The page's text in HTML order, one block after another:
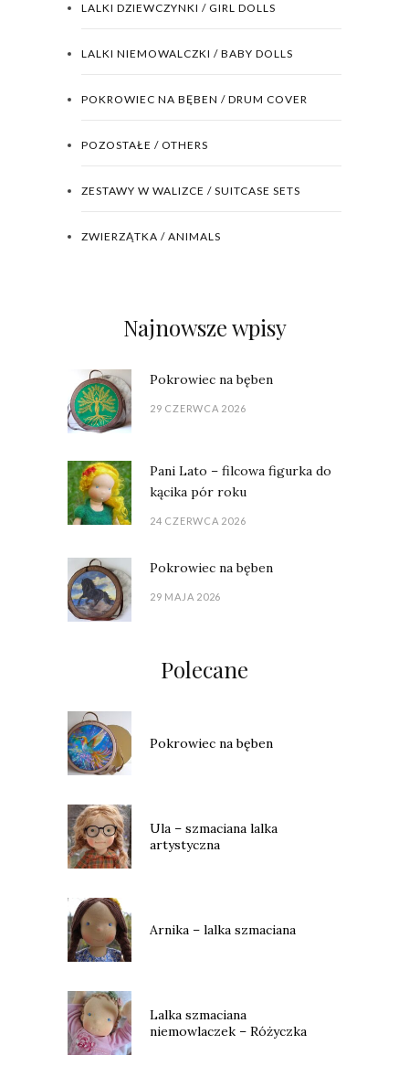
LALKI DZIEWCZYNKI / GIRL DOLLS
LALKI NIEMOWALCZKI / BABY DOLLS
POKROWIEC NA BĘBEN / DRUM COVER
POZOSTAŁE / OTHERS
ZESTAWY W WALIZCE / SUITCASE SETS
ZWIERZĄTKA / ANIMALS
Najnowsze wpisy
Pokrowiec na bęben
29 CZERWCA 2026
Pani Lato – filcowa figurka do
kącika pór roku
24 CZERWCA 2026
Pokrowiec na bęben
29 MAJA 2026
Polecane
Pokrowiec na bęben
Ula – szmaciana lalka
artystyczna
Arnika – lalka szmaciana
Lalka szmaciana
niemowlaczek – Różyczka